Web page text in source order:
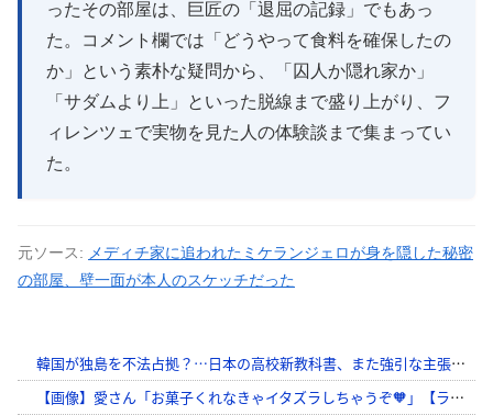
ったその部屋は、巨匠の「退屈の記録」でもあっ
た。コメント欄では「どうやって食料を確保したの
か」という素朴な疑問から、「囚人か隠れ家か」
「サダムより上」といった脱線まで盛り上がり、フ
ィレンツェで実物を見た人の体験談まで集まってい
た。
元ソース: メディチ家に追われたミケランジェロが身を隠した秘密
の部屋、壁一面が本人のスケッチだった